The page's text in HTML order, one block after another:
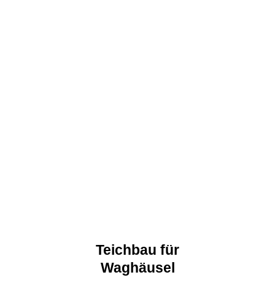
Teichbau für
Waghäusel